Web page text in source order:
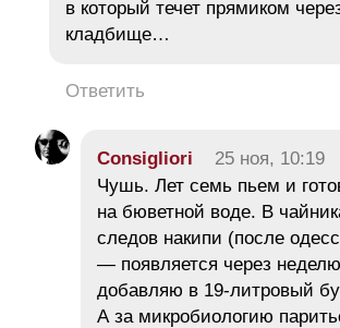
в который течет прямиком
кладбище…
Ответить
Consigliori 25 ноя, 10:19
Чушь. Лет семь пьем и
на бюветной воде. В
следов накипи (после
— появляется через
добавляю в 19-литровый
А за микробиологию